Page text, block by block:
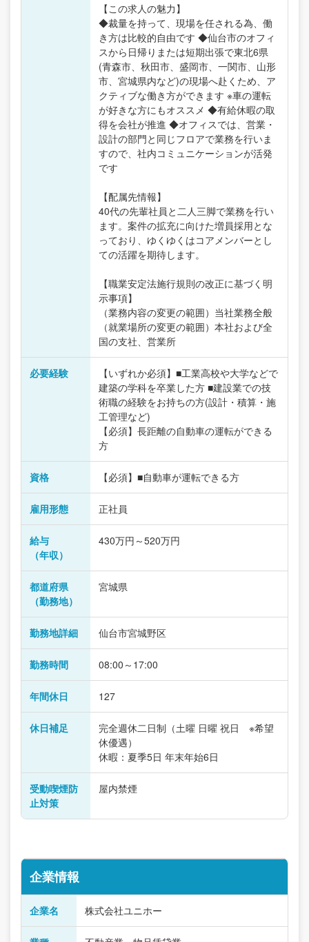
【この求人の魅力】
◆裁量を持って、現場を任される為、働
き方は比較的自由です ◆仙台市のオフィ
スから日帰りまたは短期出張で東北6県
(青森市、秋田市、盛岡市、一関市、山形
市、宮城県内など)の現場へ赴くため、ア
クティブな働き方ができます ※車の運転
が好きな方にもオススメ ◆有給休暇の取
得を会社が推進 ◆オフィスでは、営業・
設計の部門と同じフロアで業務を行いま
すので、社内コミュニケーションが活発
です
【配属先情報】
40代の先輩社員と二人三脚で業務を行い
ます。案件の拡充に向けた増員採用とな
っており、ゆくゆくはコアメンバーとし
ての活躍を期待します。
【職業安定法施行規則の改正に基づく明
示事項】
（業務内容の変更の範囲）当社業務全般
（就業場所の変更の範囲）本社および全
国の支社、営業所
必要経験
【いずれか必須】■工業高校や大学などで
建築の学科を卒業した方 ■建設業での技
術職の経験をお持ちの方(設計・積算・施
工管理など)
【必須】長距離の自動車の運転ができる
方
資格 【必須】■自動車が運転できる方
雇用形態 正社員
給与
（年収）
430万円～520万円
都道府県
（勤務地）
宮城県
勤務地詳細 仙台市宮城野区
勤務時間 08:00～17:00
年間休日 127
休日補足
完全週休二日制（土曜 日曜 祝日 ※希望
休優遇）
休暇：夏季5日 年末年始6日
受動喫煙防
止対策
屋内禁煙
企業情報
企業名 株式会社ユニホー